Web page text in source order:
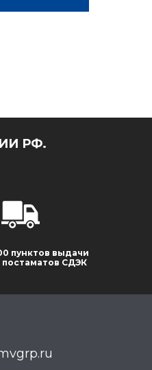
РФ.
пунктов выдачи
постаматов СДЭК